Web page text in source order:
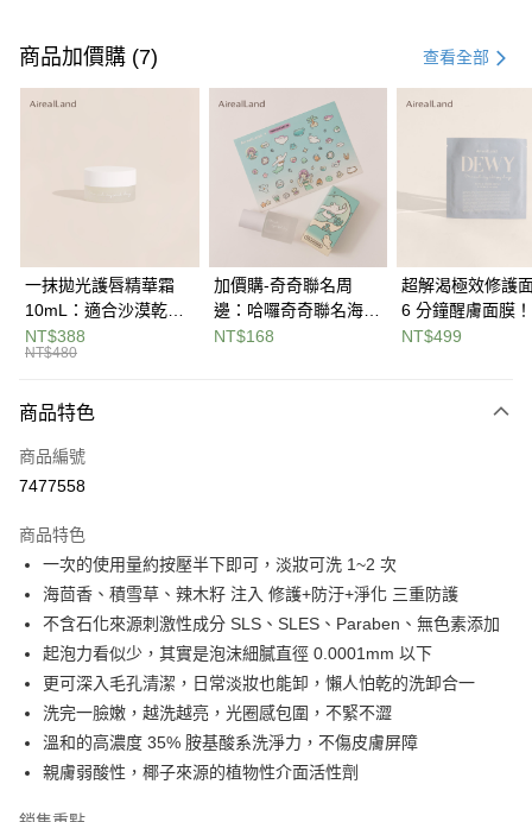
信用卡一次付款
信用卡分期付款
NT$293 21家銀行
第一商業銀行
華南商業銀行
彰化商業銀行
台北富邦商業銀行
兆豐國際商業銀行
臺灣中小企業銀行
台中商業銀行
匯豐（台灣）商業銀行
華泰商業銀行
聯邦商業銀行
遠東國際商業銀行
元大商業銀行
台灣樂天信用卡公司
Apple Pay
悠遊付
Google Pay
全盈+PAY
大哥付你分期
2.付款方式選擇「大哥付你分期」，訂單成立後會自動跳轉到大哥付的交易
流程，驗證手機門號後，選擇欲分期的期數、繳款截止日，確認付款後即完
成交易。
3.實際核准額度、可分期數及費用金額請依後續交易確認頁面所載為準。
4.訂單成立30分鐘內，如未前往確認交易或遇審核未通過，訂單將自動取
消。如遇「轉專審核」未通過狀況，表示未達大哥付你分期系統評分，恕無
法說明評估內容。
【繳款方式說明】
1.分期款項不併入電信帳單，「大哥付你分期」於每月結算日後寄送繳費提
醒簡訊。
帳／街口支付／iPASS MONEY」等通路繳費。
運送方式
全家取貨付款免運
免運費
付款後全家取貨免運
免運費
萊爾富取貨付款免運
商品加價購 (7) 查看全部
一抹拋光護唇精華霜
10mL：適合沙漠乾荒
唇，雲朵系輕盈質地不
黏膩，薄薄一層就能還
NT$388
NT$480
加價購-奇奇聯名周
邊：哈囉奇奇聯名海洋
水晶貼
NT$168
超解渴極效修護
6 分鐘醒膚面膜
燕麥精粹多醣體
NT$499
商品特色
商品編號
7477558
商品特色
一次的使用量約按壓半下即可，淡妝可洗 1~2 次
海茴香、積雪草、辣木籽 注入 修護+防汙+淨化 三重防護
不含石化來源刺激性成分 SLS、SLES、Paraben、無色素添加
起泡力看似少，其實是泡沫細膩直徑 0.0001mm 以下
更可深入毛孔清潔，日常淡妝也能卸，懶人怕乾的洗卸合一
洗完一臉嫩，越洗越亮，光圈感包圍，不緊不澀
溫和的高濃度 35% 胺基酸系洗淨力，不傷皮膚屏障
親膚弱酸性，椰子來源的植物性介面活性劑